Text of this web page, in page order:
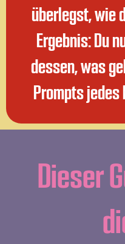
überlegst, wie
Ergebnis: Du
dessen, was
Prompts jedes
Dieser